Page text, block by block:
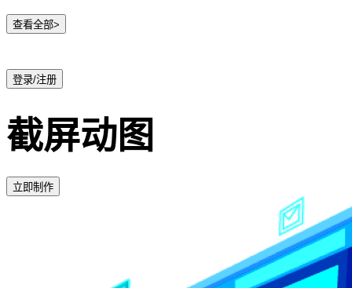
查看全部>
登录/注册
截屏动图
立即制作